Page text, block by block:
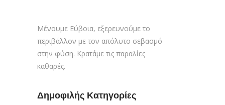
Μένουμε Εύβοια, εξερευνούμε το
περιβάλλον με τον απόλυτο σεβασμό
στην φύση. Κρατάμε τις παραλίες
καθαρές.
Δημοφιλής Κατηγορίες